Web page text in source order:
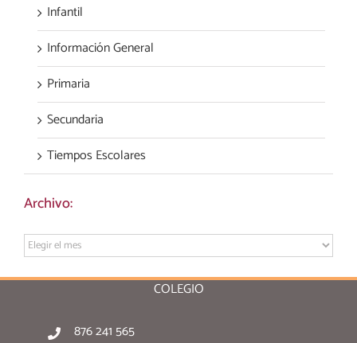
Infantil
Información General
Primaria
Secundaria
Tiempos Escolares
Archivo:
Archivo:
COLEGIO
876 241 565